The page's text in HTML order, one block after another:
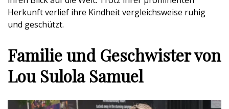
Herkunft verlief ihre Kindheit vergleichsweise ruhig
und geschützt.
Familie und Geschwister von
Lou Sulola Samuel